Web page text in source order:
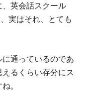
英会話スクール
実はそれ、とても
通っているのであ
るくらい存分にス
。